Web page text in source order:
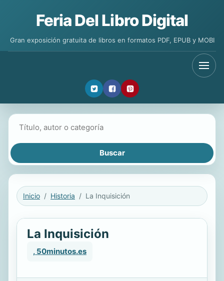
Feria Del Libro Digital
Gran exposición gratuita de libros en formatos PDF, EPUB y MOBI
Inicio Historia La Inquisición
La Inquisición
, 50minutos.es